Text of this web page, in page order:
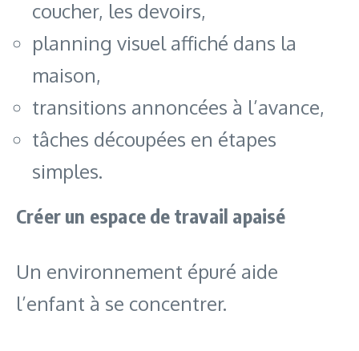
coucher, les devoirs,
planning visuel affiché dans la
maison,
transitions annoncées à l’avance,
tâches découpées en étapes
simples.
Créer un espace de travail apaisé
Un environnement épuré aide
l’enfant à se concentrer.